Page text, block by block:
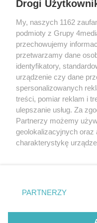
Redakcja
Drogi
My, naszych 1162
podmioty z Grupy
przechowujemy
przetwarzamy dane
identyfikatory,
urządzenie czy dane
spersonalizowanych
treści, pomiar reklam i
ulepszanie usług. Za
Partnerzy możemy
geolokalizacyjnych oraz
charakterystykę
zmienić/wycofać
znajdujący się w
użytkownika, ale masz
PARTNERZY